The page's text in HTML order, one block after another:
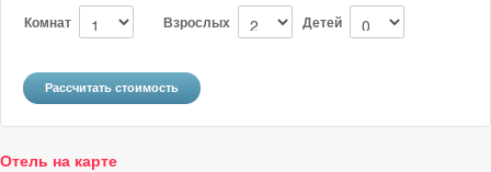
Комнат Взрослых Детей
Отель на карте